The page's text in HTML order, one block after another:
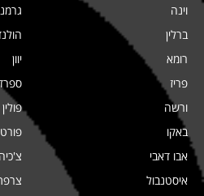
וינה
ברלין
רומא
פריז
ורשה
באקו
אבו דאבי
איסטנבול
יוון
פולין
צ'כיה